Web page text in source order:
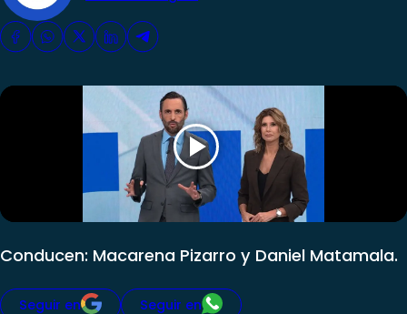
Conducen: Macarena Pizarro y Daniel Matamala.
Seguir en Seguir en
Programas
Club De La Comedia
Contigo en Directo
Plan Perfecto
Todos Los Programas